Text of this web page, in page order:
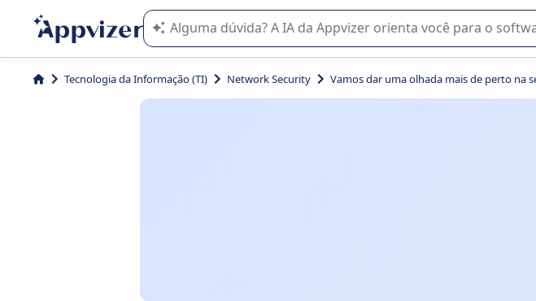
A IA do Appvizer o orienta no uso ou na seleção de software SaaS
Tecnologia da Informação (TI) Network Security Vamos dar uma olhada mais de perto na